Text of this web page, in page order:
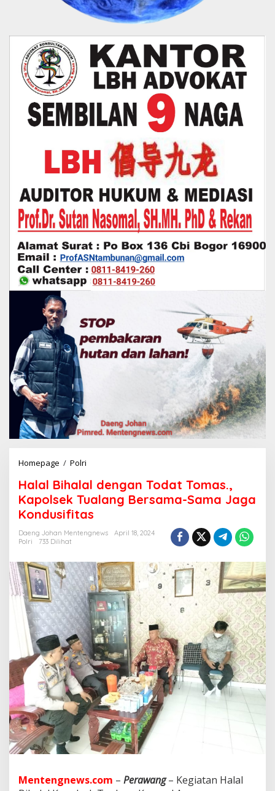
Homepage / Polri
l
a
l
B
h
l
a
l
d
e
n
g
a
n
T
o
d
a
t
T
o
m
a
,
Halal Bihalal dengan Todat Tomas.,
Kapolsek Tualang Bersama-Sama Jaga
Kondusifitas
Daeng Johan Mentengnews
April 18, 2024
Polri
733 Dilihat
Mentengnews.com – Perawang– Kegiatan Halal